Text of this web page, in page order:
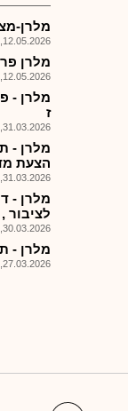
מלרן-
12.05.2026, 09:37
מלרן
12.05.2026, 08:41
ז
31.03.2026, 14:45
מלרן -
הצעת מדף
31.03.2026, 09:22
מלרן -
לציבור ,
30.03.2026, 08:32
מלרן -
27.03.2026, 09:23